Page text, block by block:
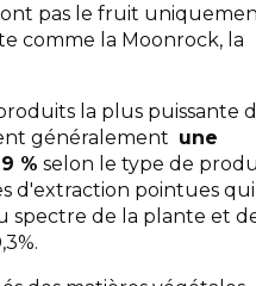
pas le fruit
comme la Moonrock, la
la plus puissante
généralement une
% selon le type de
d'extraction pointues qui
spectre de la plante et